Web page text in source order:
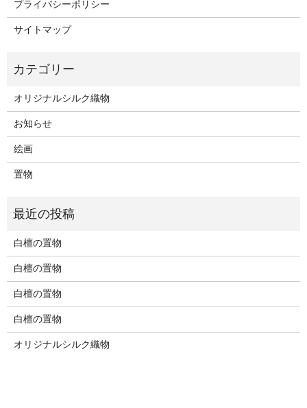
プライバシーポリシー
サイトマップ
オリジナルシルク織物
お知らせ
絵画
置物
白檀の置物
白檀の置物
白檀の置物
白檀の置物
オリジナルシルク織物